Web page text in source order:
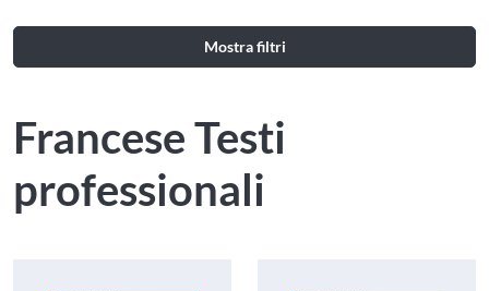
Mostra filtri
Francese Testi
professionali